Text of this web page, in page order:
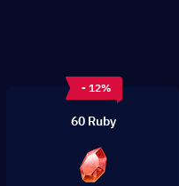
- 12%
60 Ruby